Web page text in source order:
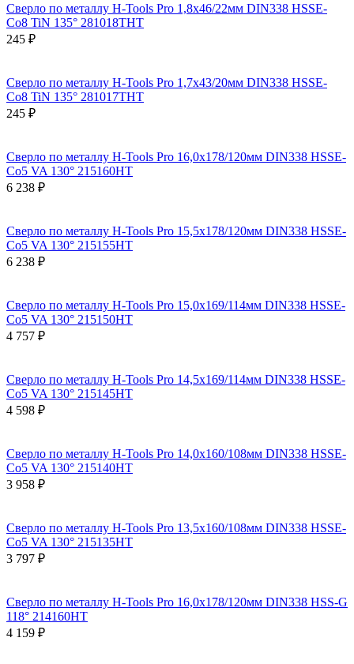
Сверло по металлу H-Tools Pro 1,8x46/22мм DIN338 HSSE-
Co8 TiN 135° 281018THT
245 ₽
Сверло по металлу H-Tools Pro 1,7x43/20мм DIN338 HSSE-
Co8 TiN 135° 281017THT
245 ₽
Сверло по металлу H-Tools Pro 16,0x178/120мм DIN338 HSSE-
Co5 VA 130° 215160HT
6 238 ₽
Сверло по металлу H-Tools Pro 15,5x178/120мм DIN338 HSSE-
Co5 VA 130° 215155HT
6 238 ₽
Сверло по металлу H-Tools Pro 15,0x169/114мм DIN338 HSSE-
Co5 VA 130° 215150HT
4 757 ₽
Сверло по металлу H-Tools Pro 14,5x169/114мм DIN338 HSSE-
Co5 VA 130° 215145HT
4 598 ₽
Сверло по металлу H-Tools Pro 14,0x160/108мм DIN338 HSSE-
Co5 VA 130° 215140HT
3 958 ₽
Сверло по металлу H-Tools Pro 13,5x160/108мм DIN338 HSSE-
Co5 VA 130° 215135HT
3 797 ₽
Сверло по металлу H-Tools Pro 16,0x178/120мм DIN338 HSS-G
118° 214160HT
4 159 ₽